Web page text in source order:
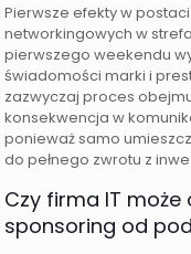
Pierwsze efekty w
networkingowych w
pierwszego weekendu
świadomości marki i
zazwyczaj proces
konsekwencja w
ponieważ samo
do pełnego zwrotu z
Czy firma IT
sponsoring od